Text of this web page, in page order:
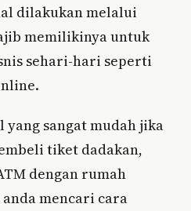
dilakukan melalui
memilikinya untuk
sehari-hari seperti
yang sangat mudah jika
tiket dadakan,
dengan rumah
mencari cara